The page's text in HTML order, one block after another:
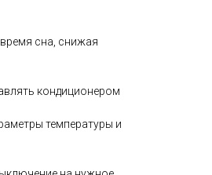
сна, снижая
кондиционером
температуры и